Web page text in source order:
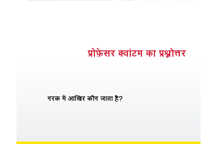
प्रोफ़ेसर क्वांटम का प्रश्नोत्तर
नरक में आखिर कौन जाता है?